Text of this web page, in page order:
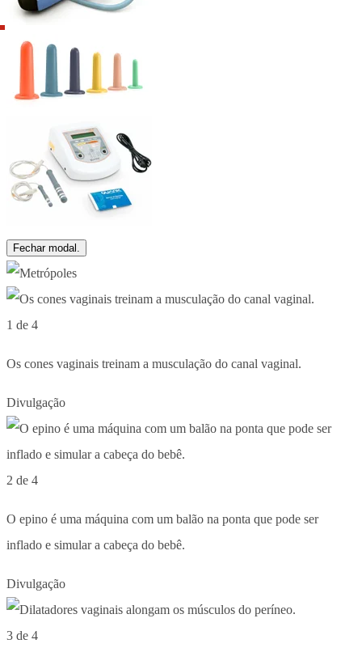
Fechar modal.
1 de 4
Os cones vaginais treinam a musculação do canal vaginal.
Divulgação
2 de 4
O epino é uma máquina com um balão na ponta que pode ser
inflado e simular a cabeça do bebê.
Divulgação
3 de 4